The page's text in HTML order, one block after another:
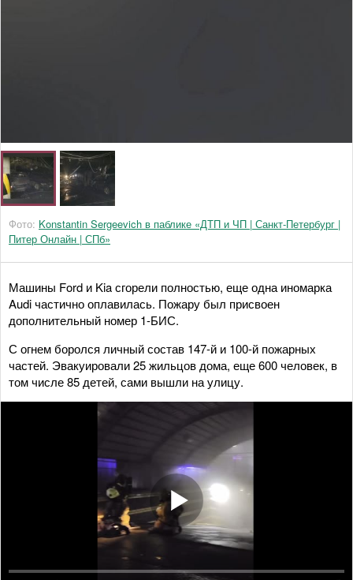
Фото: Konstantin Sergeevich в паблике «ДТП и ЧП | Санкт-Петербург |
Питер Онлайн | СПб»
Машины Ford и Kia сгорели полностью, еще одна иномарка
Audi частично оплавилась. Пожару был присвоен
дополнительный номер 1-БИС.
С огнем боролся личный состав 147-й и 100-й пожарных
частей. Эвакуировали 25 жильцов дома, еще 600 человек, в
том числе 85 детей, сами вышли на улицу.